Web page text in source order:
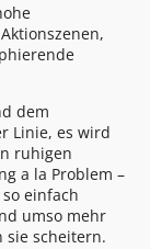
dem
Linie, es wird
ruhigen
a la Problem –
einfach
umso mehr
sie scheitern.